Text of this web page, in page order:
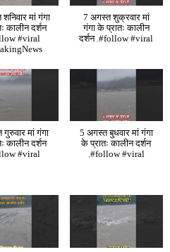
मां गंगा
कालीन दर्शन
#viral
7 अगस्त शुक्रवार मां
गंगा के प्रातः कालीन
दर्शन .#follow #viral
मां गंगा
कालीन दर्शन
#viral
5 अगस्त बुधवार मां गंगा
के प्रातः कालीन दर्शन
.#follow #viral